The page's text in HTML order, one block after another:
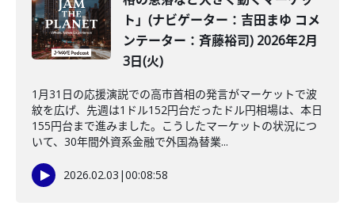
ト」(ナビゲーター：吉田まゆ コメ
ンテーター：斉藤裕司) 2026年2月
3日(火)
1月31日の応援演説での高市首相の発言がマーケットで波
紋を広げ、先週は1ドル152円台だったドル円相場は、本日
155円台まで進みました。こうしたマーケットの状況につ
いて、30年間外資系金融で外国為替業...
2026.02.03 |00:08:58